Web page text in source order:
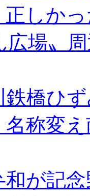
正しか
広場〟
鉄橋ひ
名称変
が記